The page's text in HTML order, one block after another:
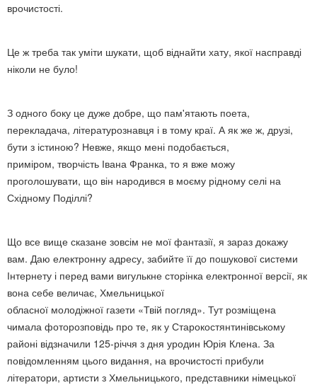
врочистості.
Це ж треба так уміти шукати, щоб віднайти хату, якої насправді
ніколи не було!
З одного боку це дуже добре, що пам'ятають поета,
перекладача, літературознавця і в тому краї. А як же ж, друзі,
бути з істиною? Невже, якщо мені подобається,
приміром, творчість Івана Франка, то я вже можу
проголошувати, що він народився в моєму рідному селі на
Східному Поділлі?
Що все вище сказане зовсім не мої фантазії, я зараз докажу
вам. Даю електронну адресу, забийте її до пошукової системи
Інтернету і перед вами вигулькне сторінка електронної версії, як
вона себе величає, Хмельницької
обласної молодіжної газети «Твій погляд». Тут розміщена
чимала фоторозповідь про те, як у Старокостянтинівському
районі відзначили 125-річчя з дня уродин Юрія Клена. За
повідомленням цього видання, на врочистості прибули
літератори, артисти з Хмельницького, представники німецької